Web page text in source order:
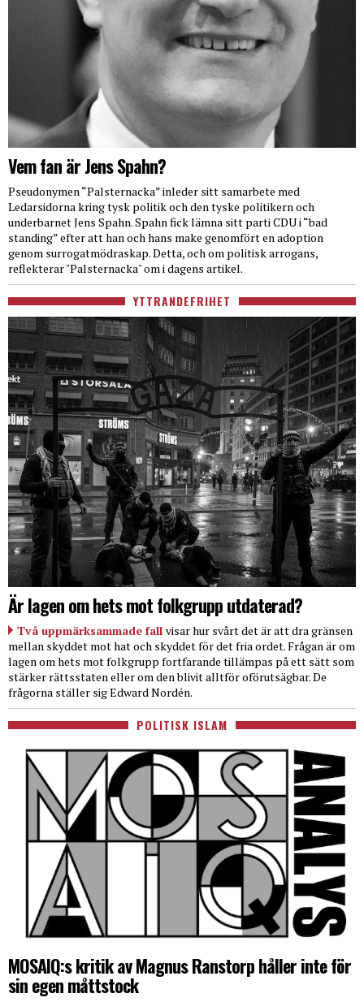
Vem fan är Jens Spahn?
Pseudonymen “Palsternacka” inleder sitt samarbete med
Ledarsidorna kring tysk politik och den tyske politikern och
underbarnet Jens Spahn. Spahn fick lämna sitt parti CDU i “bad
standing” efter att han och hans make genomfört en adoption
genom surrogatmödraskap. Detta, och om politisk arrogans,
reflekterar "Palsternacka" om i dagens artikel.
YTTRANDEFRIHET
Är lagen om hets mot folkgrupp utdaterad?
Två uppmärksammade fall visar hur svårt det är att dra gränsen
mellan skyddet mot hat och skyddet för det fria ordet. Frågan är om
lagen om hets mot folkgrupp fortfarande tillämpas på ett sätt som
stärker rättsstaten eller om den blivit alltför oförutsägbar. De
frågorna ställer sig Edward Nordén.
POLITISK ISLAM
MOSAIQ:s kritik av Magnus Ranstorp håller inte för
sin egen måttstock